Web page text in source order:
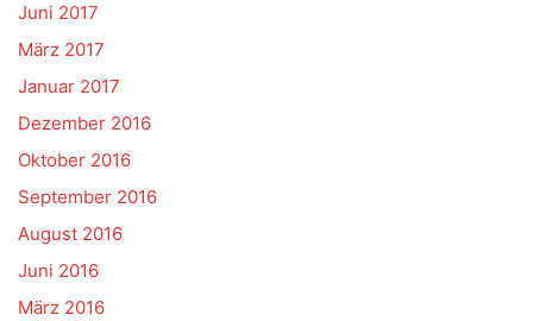
Juni 2017
März 2017
Januar 2017
Dezember 2016
Oktober 2016
September 2016
August 2016
Juni 2016
März 2016